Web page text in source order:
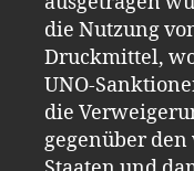
die Nutzung
Druckmittel,
UNO-
die
gegenüber